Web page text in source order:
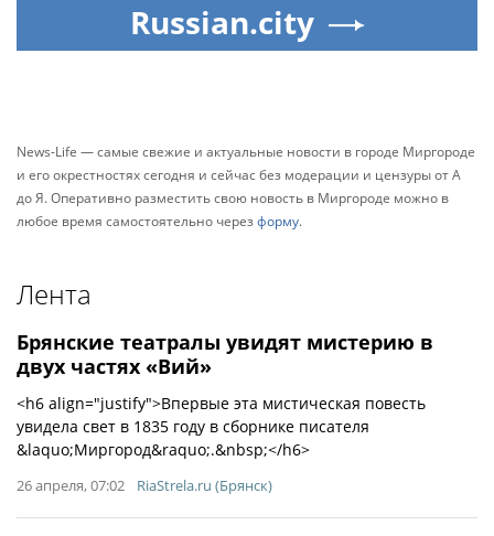
Russian.city
News-Life — самые свежие и актуальные новости в городе Миргороде
и его окрестностях сегодня и сейчас без модерации и цензуры от А
до Я. Оперативно разместить свою новость в Миргороде можно в
любое время самостоятельно черезформу.
Лента
Брянские театралы увидят мистерию в
двух частях «Вий»
<h6 align="justify">Впервые эта мистическая повесть
увидела свет в 1835 году в сборнике писателя
&laquo;Миргород&raquo;.&nbsp;</h6>
26 апреля, 07:02 RiaStrela.ru (Брянск)